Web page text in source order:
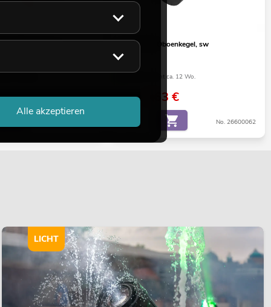
DIMAVERY Oboenkegel, sw
Bestand reicht ca. 12 Wo.
9,90 € 6,63 €
No. 26600062
LICHT
Alle akzeptieren